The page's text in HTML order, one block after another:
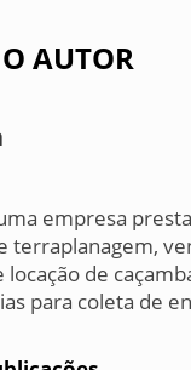
AUTOR
empresa
terraplanagem,
de
para coleta de